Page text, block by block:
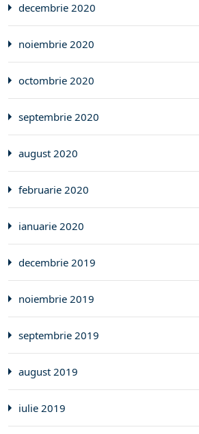
decembrie 2020
noiembrie 2020
octombrie 2020
septembrie 2020
august 2020
februarie 2020
ianuarie 2020
decembrie 2019
noiembrie 2019
septembrie 2019
august 2019
iulie 2019